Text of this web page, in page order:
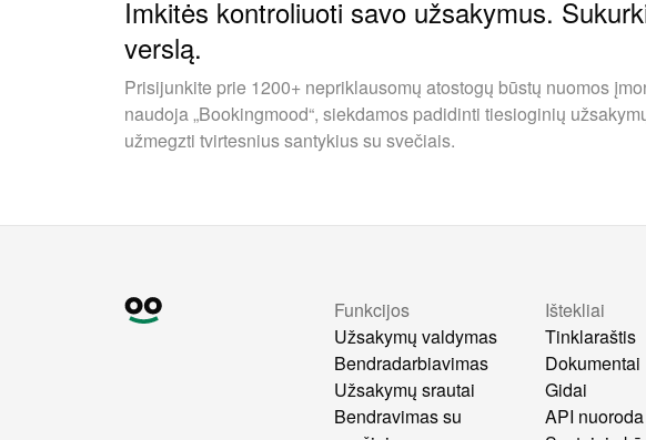
Imkitės kontroliuoti savo užsakymus.
verslą.
Prisijunkite prie 1200+ nepriklausomų atostogų būstų nuomos
naudoja „Bookingmood“, siekdamos padidinti tiesioginių
užmegzti tvirtesnius santykius su svečiais.
Funkcijos
Užsakymų valdymas
Bendradarbiavimas
Užsakymų srautai
Bendravimas su
Ištekliai
Tinklaraštis
Dokumentai
Gidai
API nuoroda